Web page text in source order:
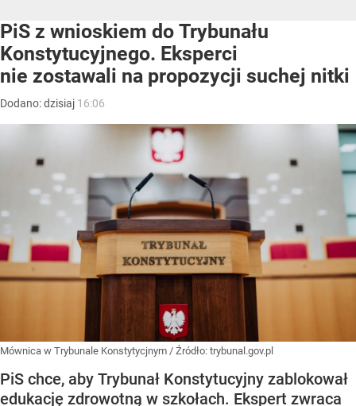
PiS z wnioskiem do Trybunału
Konstytucyjnego. Eksperci
nie zostawali na propozycji suchej nitki
Dodano:dzisiaj 16:06
Mównica w Trybunale Konstytycjnym / Źródło: trybunal.gov.pl
PiS chce, aby Trybunał Konstytucyjny zablokował
edukację zdrowotną w szkołach. Ekspert zwraca